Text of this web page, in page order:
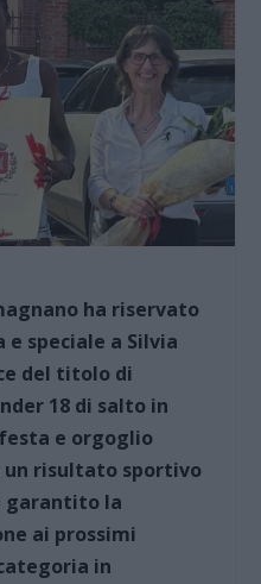
ha riservato
e speciale a Silvia
del titolo di
18 di salto in
e orgoglio
risultato sportivo
garantito la
ai prossimi
in